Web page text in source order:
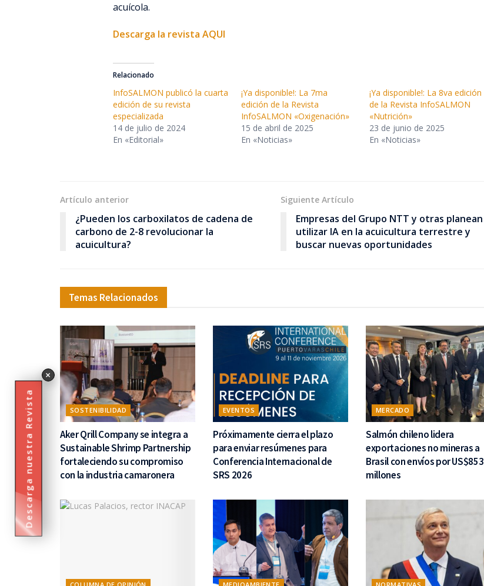
acuícola.
Descarga la revista AQUI
Relacionado
InfoSALMON publicó la cuarta
edición de su revista
especializada
14 de julio de 2024
En «Editorial»
¡Ya disponible!: La 7ma
edición de la Revista
InfoSALMON «Oxigenación»
15 de abril de 2025
En «Noticias»
¡Ya disponible!: La 8va edición
de la Revista InfoSALMON
«Nutrición»
23 de junio de 2025
En «Noticias»
Artículo anterior
¿Pueden los carboxilatos de cadena de
carbono de 2-8 revolucionar la
acuicultura?
Siguiente Artículo
Empresas del Grupo NTT y otras planean
utilizar IA en la acuicultura terrestre y
buscar nuevas oportunidades
Temas Relacionados
SOSTENIBILIDAD
Aker Qrill Company se integra a
Sustainable Shrimp Partnership
fortaleciendo su compromiso
con la industria camaronera
EVENTOS
Próximamente cierra el plazo
para enviar resúmenes para
Conferencia Internacional de
SRS 2026
MERCADO
Salmón chileno lidera
exportaciones no mineras a
Brasil con envíos por US$853
millones
Descarga nuestra Revista
×